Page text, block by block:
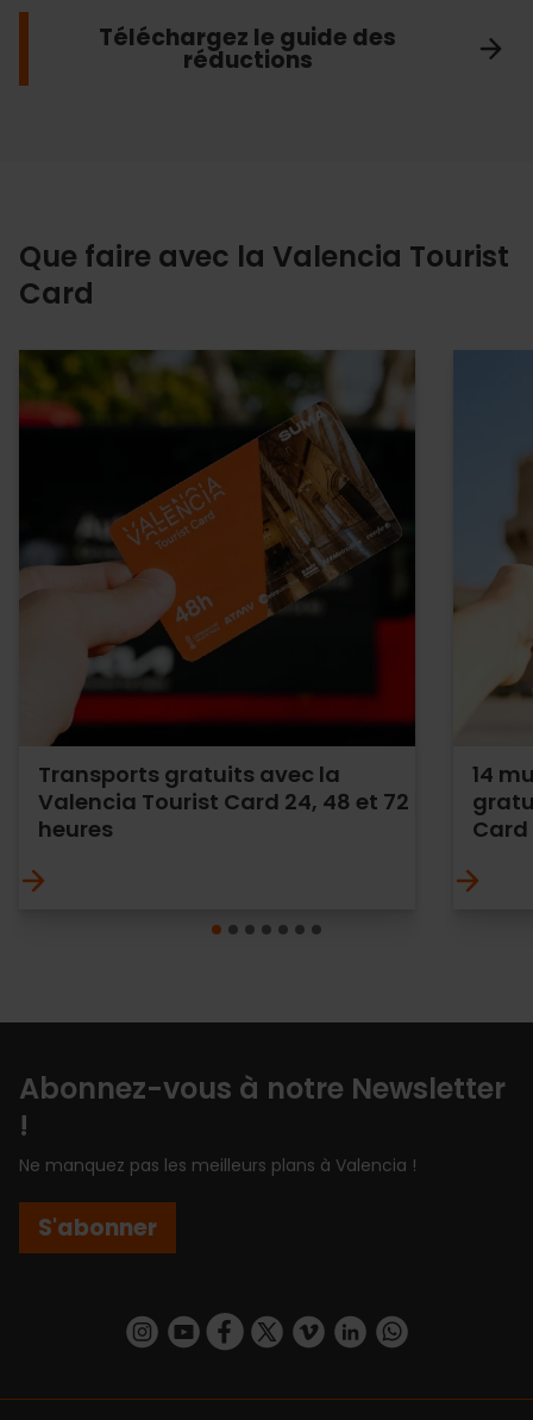
Téléchargez le guide des
réductions
Que faire avec la Valencia Tourist
Card
Transports gratuits avec la
Valencia Tourist Card 24, 48 et 72
heures
14
Card
Abonnez-vous à notre Newsletter
!
Ne manquez pas les meilleurs plans à Valencia !
S'abonner
https://www.instagram.com/visit_valencia/
https://www.youtube.com/user/
https://www.facebook.com/
https://twitter.com/
https://vimeo.com/
https://www.linkedin.com/company/turismo-valencia/https://api.whatsapp.com/send/